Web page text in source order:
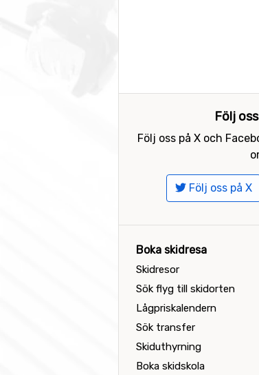
Följ
Följ oss på X och
Följ oss på X
Boka skidresa
Skidresor
Sök flyg till skidorten
Lågpriskalendern
Sök transfer
Skiduthyrning
Boka skidskola